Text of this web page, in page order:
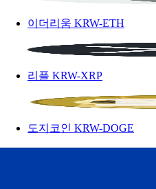
이더리움 KRW-ETH
리플 KRW-XRP
도지코인 KRW-DOGE